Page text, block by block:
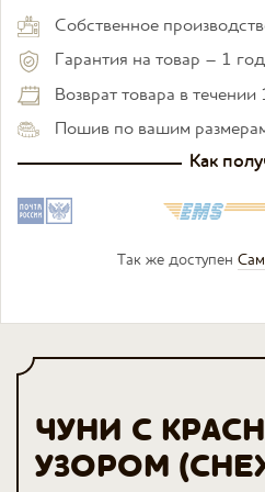
Собственное
Гарантия на товар – 1 год
Возврат товара в
Пошив по вашим
Как
Так же доступен
ЧУНИ С
УЗОРОМ